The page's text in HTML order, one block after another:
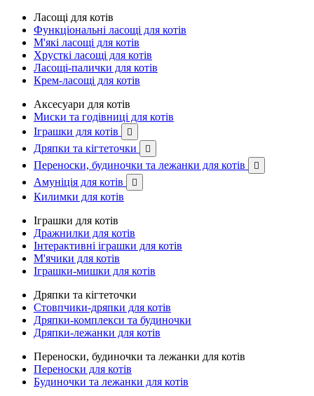
Ласощі для котів
Функціональні ласощі для котів
М'які ласощі для котів
Хрусткі ласощі для котів
Ласощі-палички для котів
Крем-ласощі для котів
Аксесуари для котів
Миски та годівниці для котів
Іграшки для котів

Дряпки та кігтеточки 
Переноски, будиночки та лежанки для котів 
Амуніція для котів 
Килимки для котів
Іграшки для котів
Дражнилки для котів
Інтерактивні іграшки для котів
М'ячики для котів
Іграшки-мишки для котів
Дряпки та кігтеточки
Стовпчики-дряпки для котів
Дряпки-комплекси та будиночки
Дряпки-лежанки для котів
Переноски, будиночки та лежанки для котів
Переноски для котів
Будиночки та лежанки для котів